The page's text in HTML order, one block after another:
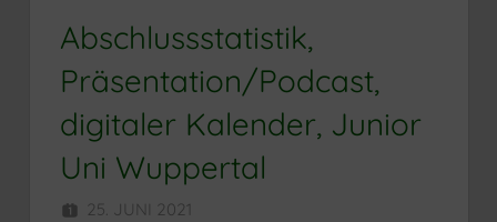
Abschlussstatistik,
Präsentation/Podcast,
digitaler Kalender, Junior
Uni Wuppertal
25. JUNI 2021